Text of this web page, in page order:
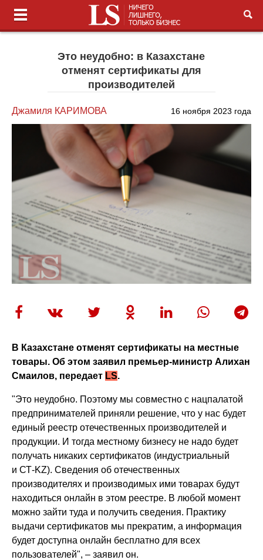
Это неудобно: в Казахстане
отменят сертификаты для
производителей
Джамиля КАРИМОВА 16 ноября 2023 года
В Казахстане отменят сертификаты на местные
товары. Об этом заявил премьер-министрАлихан
Смаилов, передает LS.
"Это неудобно. Поэтому мы совместно с нацпалатой
предпринимателей приняли решение, что у нас будет
единый реестр отечественных производителей и
продукции. И тогда местному бизнесу не надо будет
получать никаких сертификатов (индустриальный
и СТ-KZ). Сведения об отечественных
производителях и производимых ими товарах будут
находиться онлайн в этом реестре. В любой момент
можно зайти туда и получить сведения. Практику
выдачи сертификатов мы прекратим, а информация
будет доступна онлайн бесплатно для всех
пользователей", – заявил он.